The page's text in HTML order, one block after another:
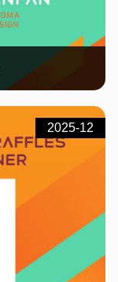
2025-12